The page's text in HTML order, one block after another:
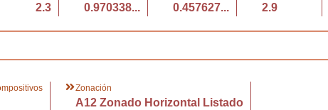
2.3 0.970338... 0.457627... 2.9
Zonación
A12 Zonado Horizontal Listado